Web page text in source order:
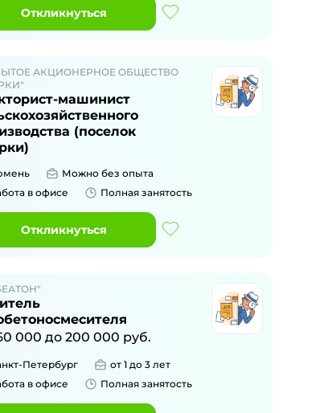
Откликнуться
АКЦИОНЕРНОЕ ОБЩЕСТВО
машинист
(поселок
Можно без опыта
в офисе
Полная занятость
Откликнуться
000 до 200 000 руб.
Петербург
от 1 до 3 лет
в офисе
Полная занятость